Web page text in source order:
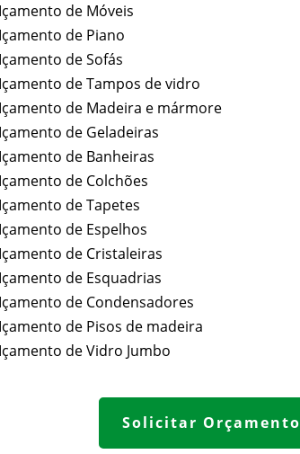
Içamento de Móveis
Içamento de Piano
Içamento de Sofás
Içamento de Tampos de vidro
Içamento de Madeira e mármore
Içamento de Geladeiras
Içamento de Banheiras
Içamento de Colchões
Içamento de Tapetes
Içamento de Espelhos
Içamento de Cristaleiras
Içamento de Esquadrias
Içamento de Condensadores
Içamento de Pisos de madeira
Içamento deVidro Jumbo
Solicitar Orçamento